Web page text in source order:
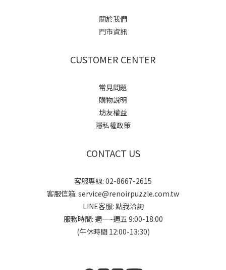
關於我們
門市資訊
CUSTOMER CENTER
常見問題
購物說明
坊友權益
隱私權政策
CONTACT US
客服專線: 02-8667-2615
客服信箱: service@renoirpuzzle.com.tw
LINE客服: 點我洽詢
服務時間: 週一~週五 9:00-18:00
(午休時間 12:00-13:30)